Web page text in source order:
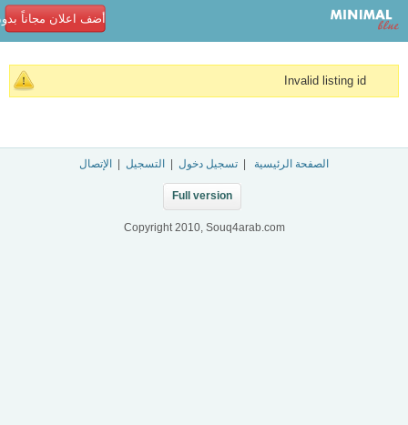
أضف اعلان مجاناً
Invalid listing id
الصفحة الرئيسية تسجيل دخول التسجيل الإتصال
Full version
Copyright 2010, Souq4arab.com